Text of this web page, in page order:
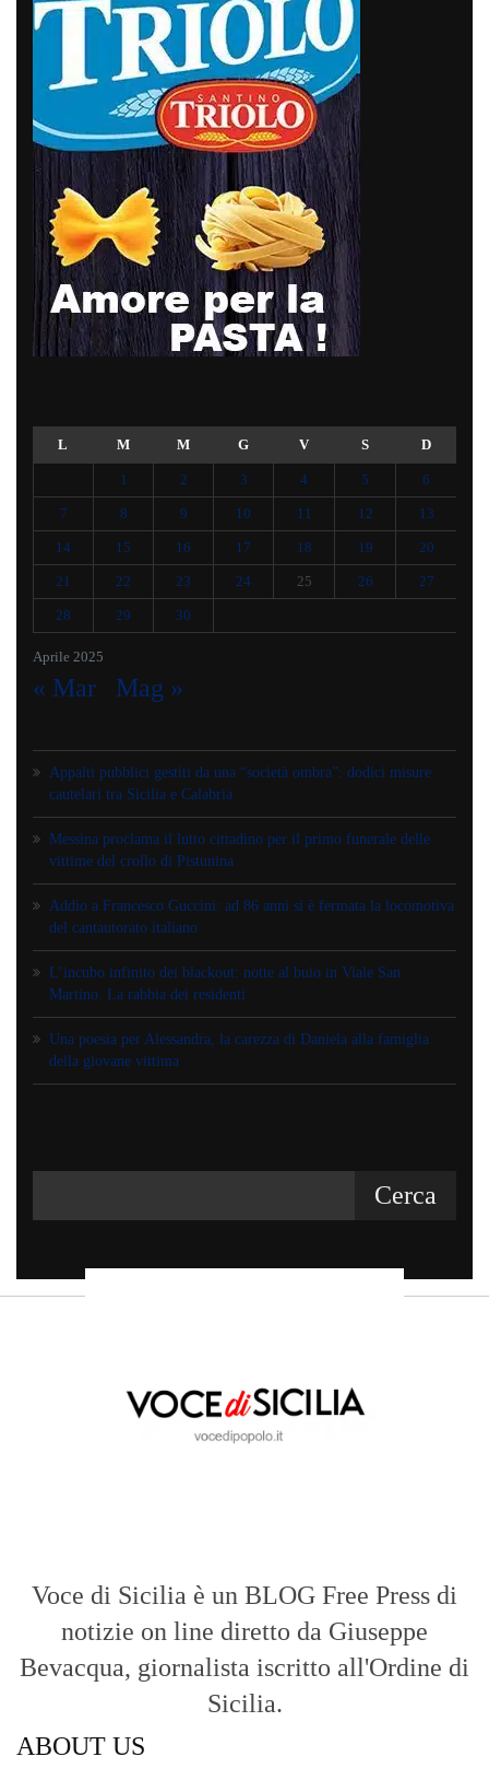
Aprile 2025
L M M G V S D
1 2 3 4 5 6
7 8 9 10 11 12 13
14 15 16 17 18 19 20
21 22 23 24 25 26 27
28 29 30
« Mar Mag »
Appalti pubblici gestiti da una “società ombra”: dodici misure
cautelari tra Sicilia e Calabria
Messina proclama il lutto cittadino per il primo funerale delle
vittime del crollo di Pistunina
Addio a Francesco Guccini: ad 86 anni si è fermata la locomotiva
del cantautorato italiano
L’incubo infinito dei blackout: notte al buio in Viale San
Martino. La rabbia dei residenti
Una poesia per Alessandra, la carezza di Daniela alla famiglia
della giovane vittima
Voce di Sicilia è un BLOG Free Press di
notizie on line diretto da Giuseppe
Bevacqua, giornalista iscritto all'Ordine di
Sicilia.
ABOUT US